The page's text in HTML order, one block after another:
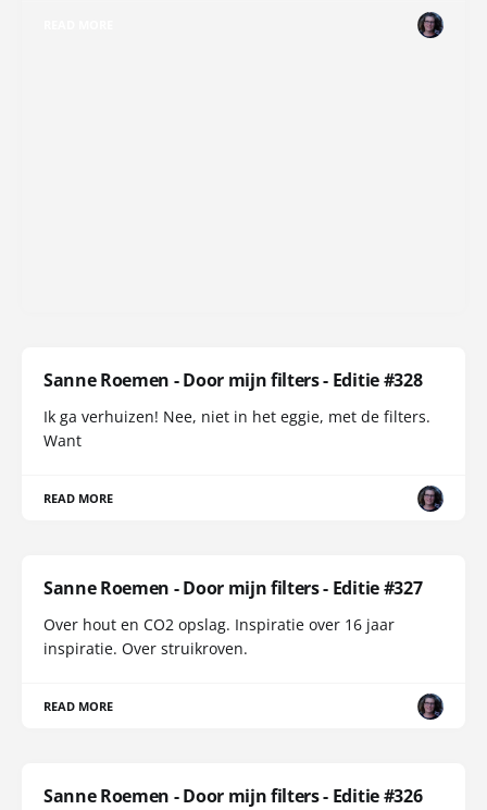
Sanne Roemen - Door mijn filters - Editie #328
Ik ga verhuizen! Nee, niet in het eggie, met de filters.
Want
READ MORE
Sanne Roemen - Door mijn filters - Editie #327
Over hout en CO2 opslag. Inspiratie over 16 jaar
inspiratie. Over struikroven.
READ MORE
Sanne Roemen - Door mijn filters - Editie #326